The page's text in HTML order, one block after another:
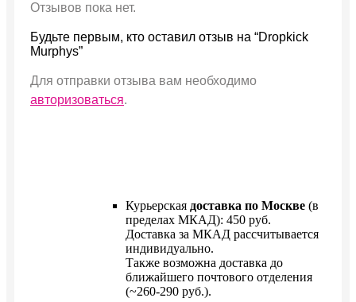
Отзывов пока нет.
Будьте первым, кто оставил отзыв на “Dropkick
Murphys”
Для отправки отзыва вам необходимо
авторизоваться.
Курьерская доставка по Москве (в
пределах МКАД): 450 руб.
Доставка за МКАД рассчитывается
индивидуально.
Также возможна доставка до
ближайшего почтового отделения
(~260-290 руб.).